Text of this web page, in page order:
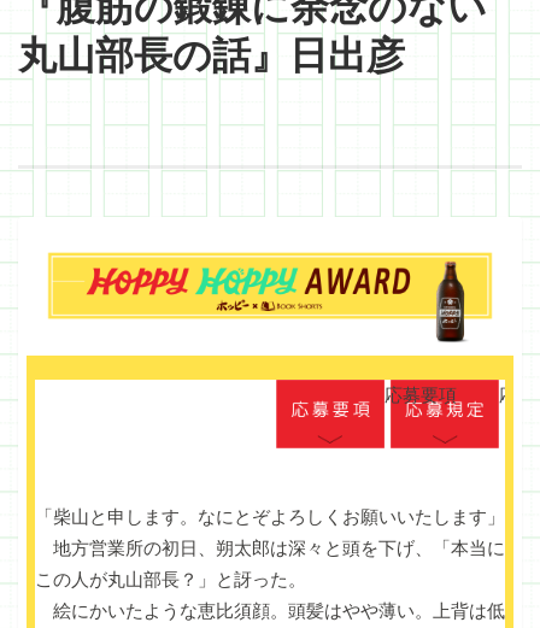
丸山部長の話』日出彦
応
応募要項
「柴山と申します。なにとぞよろしくお願いいたします」
地方営業所の初日、朔太郎は深々と頭を下げ、「本当に
この人が丸山部長？」と訝った。
絵にかいたような恵比須顔。頭髪はやや薄い。上背は低